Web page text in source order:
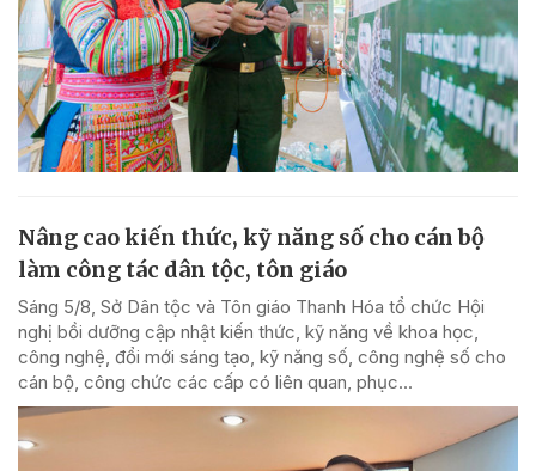
Nâng cao kiến thức, kỹ năng số cho cán bộ
làm công tác dân tộc, tôn giáo
Sáng 5/8, Sở Dân tộc và Tôn giáo Thanh Hóa tổ chức Hội
nghị bồi dưỡng cập nhật kiến thức, kỹ năng về khoa học,
công nghệ, đổi mới sáng tạo, kỹ năng số, công nghệ số cho
cán bộ, công chức các cấp có liên quan, phục...